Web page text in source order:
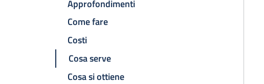
Approfondimenti
Come fare
Costi
Cosa serve
Cosa si ottiene